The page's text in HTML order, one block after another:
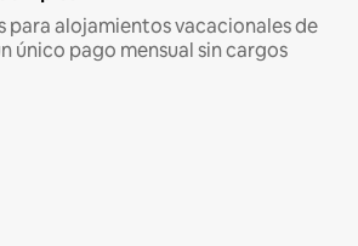
para alojamientos vacacionales de
único pago mensual sin cargos